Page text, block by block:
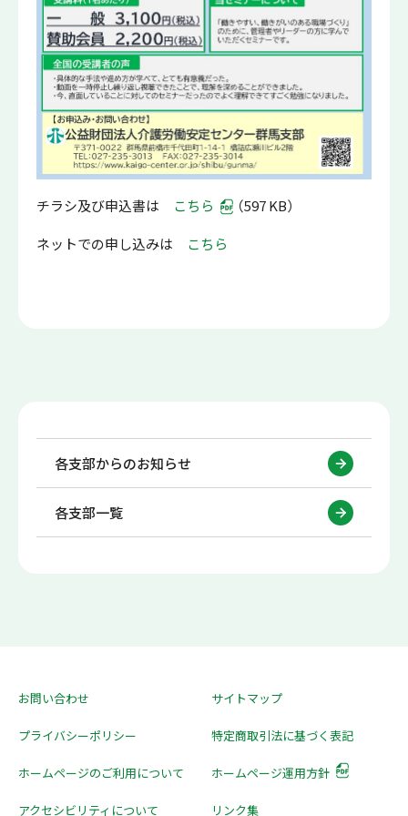
各支部からのお知らせ
各支部一覧
チラシ及び申込書は こちら
（597 KB）
ネットでの申し込みは こちら
お問い合わせ サイトマップ
プライバシーポリシー 特定商取引法に基づく表記
ホームページのご利用について ホームページ運用方針
アクセシビリティについて リンク集